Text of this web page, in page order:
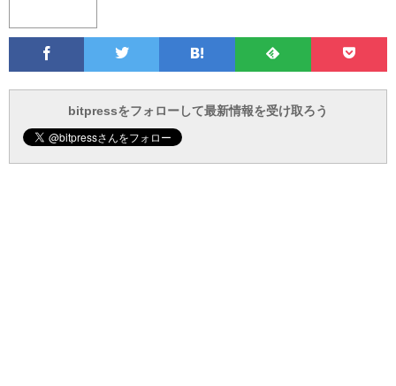
Twitter
て
ブ
で
ォ
ロ
ー
で
と
で
bitpressをフォローして最新情報を受け取ろう